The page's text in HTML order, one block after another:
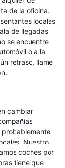
de la oficina.
locales
de llegadas
se encuentre
o a la
retraso, llame
cambiar
probablemente
Nuestro
coches por
tiene que